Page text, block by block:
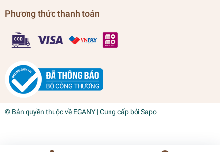
Phương thức thanh toán
© Bản quyền thuộc về EGANY | Cung cấp bởiSapo